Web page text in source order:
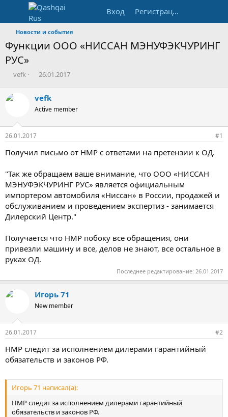
Вход Регистрация
Новости и события
Функции ООО «НИССАН МЭНУФЭКЧУРИНГ
РУС»
А
о
е
м
vefk
Д
а
н
ч
а
26.01.2017
vefk
Active member
26.01.2017 #1
Получил письмо от НМР с ответами на претензии к ОД.
"Так же обращаем ваше внимание, что ООО «НИССАН
МЭНУФЭКЧУРИНГ РУС» является официальным
импортером автомобиля «Ниссан» в России, продажей и
обслуживанием и проведением экспертиз - занимается
Дилерский Центр."
Получается что НМР побоку все обращения, они
привезли машину и все, делов не знают, все остальное в
руках ОД.
Последнее редактирование: 26.01.2017
Игорь 71
New member
26.01.2017 #2
НМР следит за исполнением дилерами гарантийный
обязательств и законов РФ.
Игорь 71 написал(а):
НМР следит за исполнением дилерами гарантийный
обязательств и законов РФ.